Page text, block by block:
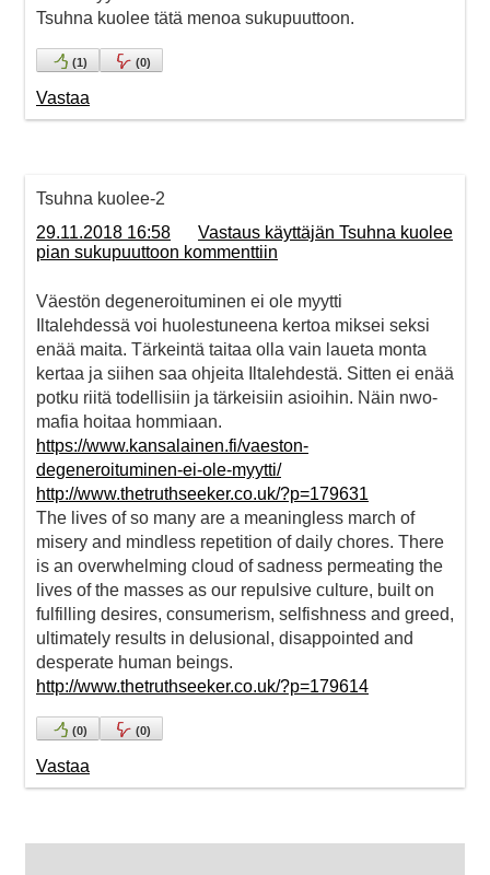
Tsuhna kuolee tätä menoa sukupuuttoon.
(1) (0)
Vastaa
Tsuhna kuolee-2
29.11.2018 16:58
Vastaus käyttäjän Tsuhna kuolee
pian sukupuuttoon kommenttiin
Väestön degeneroituminen ei ole myytti
Iltalehdessä voi huolestuneena kertoa miksei seksi
enää maita. Tärkeintä taitaa olla vain laueta monta
kertaa ja siihen saa ohjeita Iltalehdestä. Sitten ei enää
potku riitä todellisiin ja tärkeisiin asioihin. Näin nwo-
mafia hoitaa hommiaan.
https://www.kansalainen.fi/vaeston-
degeneroituminen-ei-ole-myytti/
http://www.thetruthseeker.co.uk/?p=179631
The lives of so many are a meaningless march of
misery and mindless repetition of daily chores. There
is an overwhelming cloud of sadness permeating the
lives of the masses as our repulsive culture, built on
fulfilling desires, consumerism, selfishness and greed,
ultimately results in delusional, disappointed and
desperate human beings.
http://www.thetruthseeker.co.uk/?p=179614
(0) (0)
Vastaa